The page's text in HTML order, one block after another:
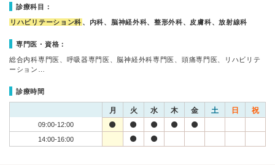
診療科目：
リハビリテーション科 、内科、脳神経外科、整形外科、皮膚科、放射線科
専門医・資格：
総合内科専門医、呼吸器専門医、脳神経外科専門医、頭痛専門医、リハビリテ
ーション…
診療時間
月 火 水 木 金 土 日 祝
09:00-12:00
14:00-16:00